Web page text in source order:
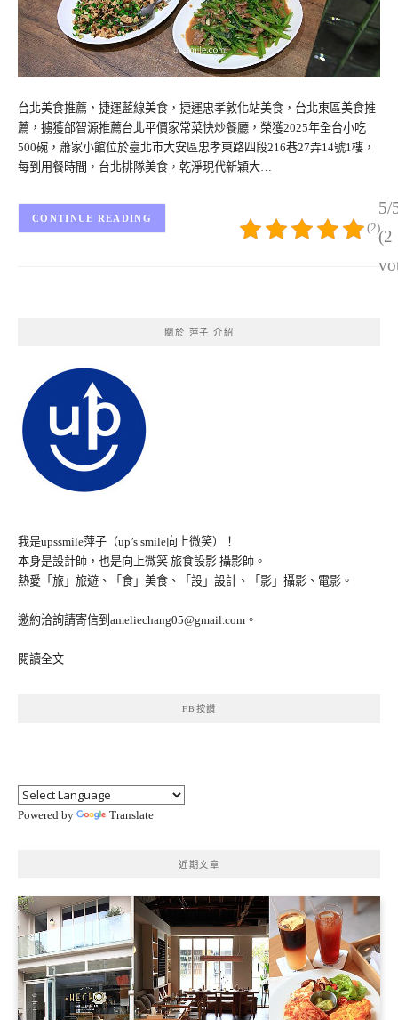
台北美食推薦，捷運藍線美食，捷運忠孝敦化站美食，台北東區美食推
薦，擄獲邰智源推薦台北平價家常菜快炒餐廳，榮獲2025年全台小吃
500碗，蕭家小館位於臺北市大安區忠孝東路四段216巷27弄14號1樓，
每到用餐時間，台北排隊美食，乾淨現代新穎大…
5/
(2
(2)
CONTINUE READING
關於 萍子 介紹
我是upssmile萍子（up’s smile向上微笑）！
本身是設計師，也是向上微笑 旅食設影 攝影師。
熱愛「旅」旅遊、「食」美食、「設」設計、「影」攝影、電影。
邀約洽詢請寄信到ameliechang05@gmail.com。
閱讀全文
FB按讚
Powered by Translate
近期文章